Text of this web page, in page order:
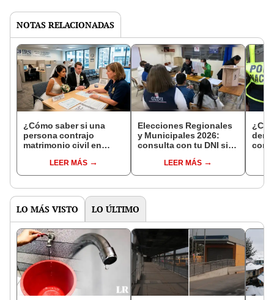
NOTAS RELACIONADAS
¿Cómo saber si una
persona contrajo
matrimonio civil en
LEER MÁS
Elecciones Regionales
y Municipales 2026:
consulta con tu DNI si
de mesa para este 4 de
octubre en el link oficial
LEER MÁS
con
LO MÁS VISTO LO ÚLTIMO